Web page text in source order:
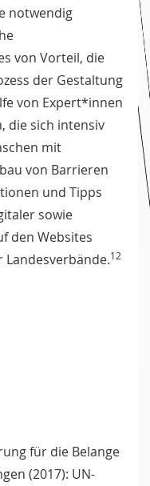
notwendig
von Vorteil, die
der Gestaltung
von Expert*innen
die sich intensiv
mit
von Barrieren
und Tipps
sowie
den Websites
12
für die Belange
(2017): UN-